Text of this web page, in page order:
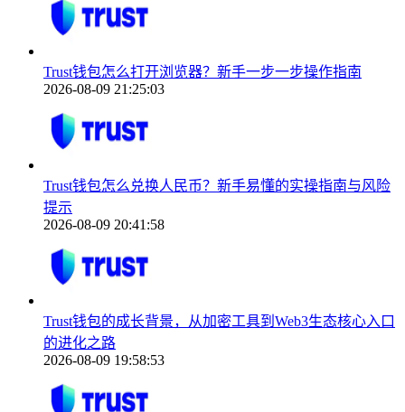
Trust钱包怎么打开浏览器？新手一步一步操作指南
2026-08-09 21:25:03
Trust钱包怎么兑换人民币？新手易懂的实操指南与风险
提示
2026-08-09 20:41:58
Trust钱包的成长背景，从加密工具到Web3生态核心入口
的进化之路
2026-08-09 19:58:53